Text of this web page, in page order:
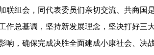
联组会，同代表委员们亲切交流、共商国
作总基调，坚持新发展理念，坚决打好三
响，确保完成决胜全面建成小康社会、决